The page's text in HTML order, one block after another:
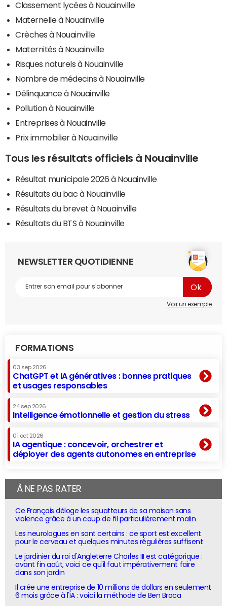
Classement lycées à Nouainville
Maternelle à Nouainville
Crèches à Nouainville
Maternités à Nouainville
Risques naturels à Nouainville
Nombre de médecins à Nouainville
Délinquance à Nouainville
Pollution à Nouainville
Entreprises à Nouainville
Prix immobilier à Nouainville
Tous les résultats officiels à Nouainville
Résultat municipale 2026 à Nouainville
Résultats du bac à Nouainville
Résultats du brevet à Nouainville
Résultats du BTS à Nouainville
NEWSLETTER QUOTIDIENNE
Voir un exemple
FORMATIONS
03 sep 2026
ChatGPT et IA génératives : bonnes pratiques
et usages responsables
24 sep 2026
Intelligence émotionnelle et gestion du stress
01 oct 2026
IA agentique : concevoir, orchestrer et
déployer des agents autonomes en entreprise
À NE PAS RATER
Ce Français déloge les squatteurs de sa maison sans
violence grâce à un coup de fil particulièrement malin
Les neurologues en sont certains : ce sport est excellent
pour le cerveau et quelques minutes régulières suffisent
Le jardinier du roi d'Angleterre Charles III est catégorique :
avant fin août, voici ce qu'il faut impérativement faire
dans son jardin
Il crée une entreprise de 10 millions de dollars en seulement
6 mois grâce à l'IA : voici la méthode de Ben Broca